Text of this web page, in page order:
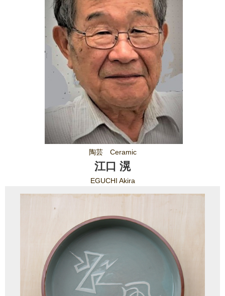
陶芸 Ceramic
江口 滉
EGUCHI Akira